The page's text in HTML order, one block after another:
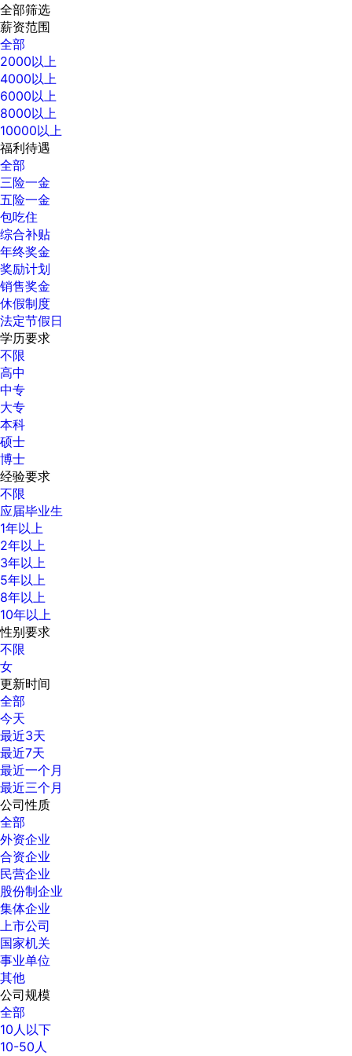
全部筛选
薪资范围
全部
2000以上
4000以上
6000以上
8000以上
10000以上
福利待遇
全部
三险一金
五险一金
包吃住
综合补贴
年终奖金
奖励计划
销售奖金
休假制度
法定节假日
学历要求
不限
高中
中专
大专
本科
硕士
博士
经验要求
不限
应届毕业生
1年以上
2年以上
3年以上
5年以上
8年以上
10年以上
性别要求
不限
女
更新时间
全部
今天
最近3天
最近7天
最近一个月
最近三个月
公司性质
全部
外资企业
合资企业
民营企业
股份制企业
集体企业
上市公司
国家机关
事业单位
其他
公司规模
全部
10人以下
10-50人